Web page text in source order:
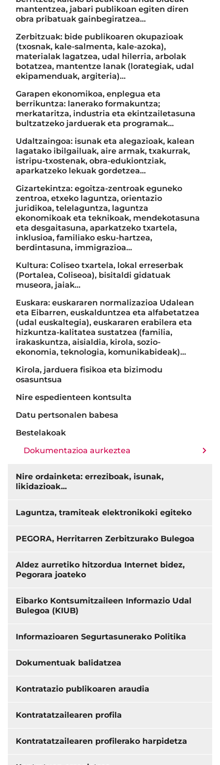
mantentzea, jabari publikoan egiten diren
obra pribatuak gainbegiratzea…
Zerbitzuak: bide publikoaren okupazioak
(txosnak, kale-salmenta, kale-azoka),
materialak lagatzea, udal hilerria, arbolak
botatzea, mantentze lanak (lorategiak, udal
ekipamenduak, argiteria)...
Garapen ekonomikoa, enplegua eta
berrikuntza: lanerako formakuntza;
merkataritza, industria eta ekintzailetasuna
bultzatzeko jarduerak eta programak...
Udaltzaingoa: isunak eta alegazioak, kalean
lagatako ibilgailuak, aire armak, txakurrak,
istripu-txostenak, obra-edukiontziak,
aparkatzeko lekuak gordetzea...
Gizartekintza: egoitza-zentroak eguneko
zentroa, etxeko laguntza, orientazio
juridikoa, telelaguntza, laguntza
ekonomikoak eta teknikoak, mendekotasuna
eta desgaitasuna, aparkatzeko txartela,
inklusioa, familiako esku-hartzea,
berdintasuna, immigrazioa...
Kultura: Coliseo txartela, lokal erreserbak
(Portalea, Coliseoa), bisitaldi gidatuak
museora, jaiak...
Euskara: euskararen normalizazioa Udalean
eta Eibarren, euskalduntzea eta alfabetatzea
(udal euskaltegia), euskararen erabilera eta
hizkuntza-kalitatea sustatzea (familia,
irakaskuntza, aisialdia, kirola, sozio-
ekonomia, teknologia, komunikabideak)…
Kirola, jarduera fisikoa eta bizimodu
osasuntsua
Nire espedienteen kontsulta
Datu pertsonalen babesa
Bestelakoak
Dokumentazioa aurkeztea
Nire ordainketa: erreziboak, isunak,
likidazioak...
Laguntza, tramiteak elektronikoki egiteko
PEGORA, Herritarren Zerbitzurako Bulegoa
Aldez aurretiko hitzordua Internet bidez,
Pegorara joateko
Eibarko Kontsumitzaileen Informazio Udal
Bulegoa (KIUB)
Informazioaren Segurtasunerako Politika
Dokumentuak balidatzea
Kontratazio publikoaren araudia
Kontratatzailearen profila
Kontratatzailearen profilerako harpidetza